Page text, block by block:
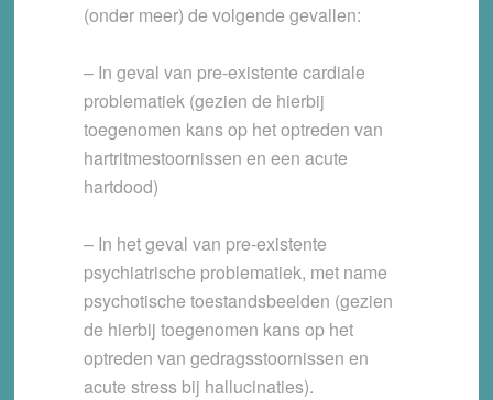
(onder meer) de volgende gevallen:
– In geval van pre-existente cardiale
problematiek (gezien de hierbij
toegenomen kans op het optreden van
hartritmestoornissen en een acute
hartdood)
– In het geval van pre-existente
psychiatrische problematiek, met name
psychotische toestandsbeelden (gezien
de hierbij toegenomen kans op het
optreden van gedragsstoornissen en
acute stress bij hallucinaties).